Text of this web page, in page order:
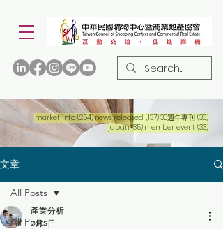
market info (254)254 篇文章
news released (137)137 篇文章
30週年專刊 (36)36 篇
japan (35)35 篇文章
member event (33)33 篇
文章
All Posts
All Posts
產業分析
2月5日